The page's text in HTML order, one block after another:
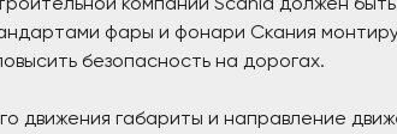
фары и фонари Скания
безопасность на дорогах.
движения габариты и направление